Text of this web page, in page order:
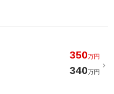
350万円
340万円